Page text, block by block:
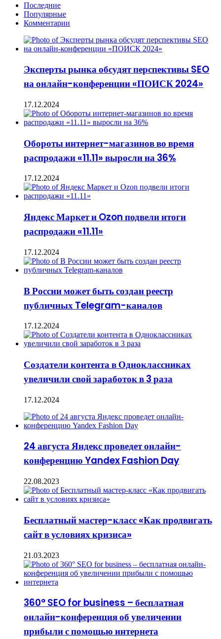
Последние
Популярные
Комментарии
Эксперты рынка обсудят перспективы SEO
на онлайн-конференции «ПОИСК 2024»
17.12.2024
Обороты интернет-магазинов во время
распродажи «11.11» выросли на 36%
17.12.2024
Яндекс Маркет и Ozon подвели итоги
распродажи «11.11»
17.12.2024
В России может быть создан реестр
публичных Telegram-каналов
17.12.2024
Создатели контента в Одноклассниках
увеличили свой заработок в 3 раза
17.12.2024
24 августа Яндекс проведет онлайн-
конференцию Yandex Fashion Day
22.08.2023
Бесплатный мастер-класс «Как продвигать
сайт в условиях кризиса»
21.03.2023
360° SEO for business – бесплатная
онлайн-конференция об увеличении
прибыли с помощью интернета